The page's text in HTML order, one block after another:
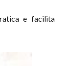
e facilita